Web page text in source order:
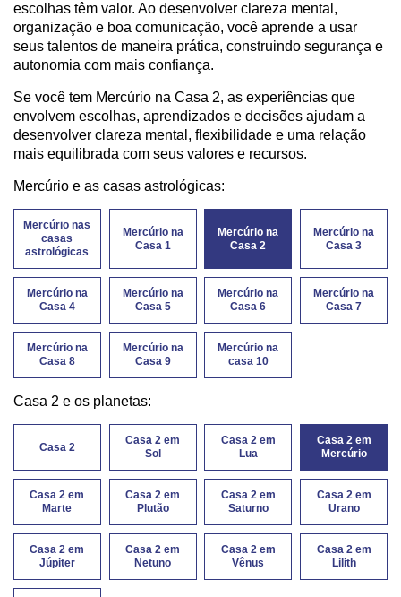
escolhas têm valor. Ao desenvolver clareza mental,
organização e boa comunicação, você aprende a usar
seus talentos de maneira prática, construindo segurança e
autonomia com mais confiança.
Se você tem Mercúrio na Casa 2, as experiências que
envolvem escolhas, aprendizados e decisões ajudam a
desenvolver clareza mental, flexibilidade e uma relação
mais equilibrada com seus valores e recursos.
Mercúrio e as casas astrológicas:
Mercúrio nas
casas
astrológicas
Mercúrio na
Casa 1
Mercúrio na
Casa 2
Mercúrio na
Casa 3
Mercúrio na
Casa 4
Mercúrio na
Casa 5
Mercúrio na
Casa 6
Mercúrio na
Casa 7
Mercúrio na
Casa 8
Mercúrio na
Casa 9
Mercúrio na
casa 10
Casa 2 e os planetas:
Casa 2
Casa 2 em
Sol
Casa 2 em
Lua
Casa 2 em
Mercúrio
Casa 2 em
Marte
Casa 2 em
Plutão
Casa 2 em
Saturno
Casa 2 em
Urano
Casa 2 em
Júpiter
Casa 2 em
Netuno
Casa 2 em
Vênus
Casa 2 em
Lilith